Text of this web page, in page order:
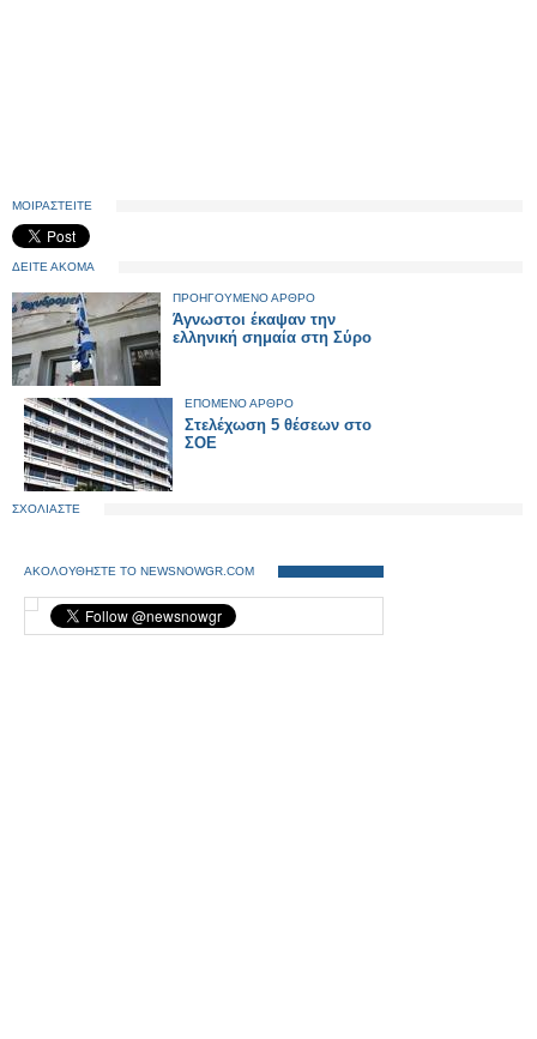
ΜΟΙΡΑΣΤΕΙΤΕ
ΔΕΙΤΕ ΑΚΟΜΑ
ΠΡΟΗΓΟΥΜΕΝΟ ΑΡΘΡΟ
Άγνωστοι έκαψαν την
ελληνική σημαία στη Σύρο
ΕΠΟΜΕΝΟ ΑΡΘΡΟ
Στελέχωση 5 θέσεων στο
ΣΟΕ
ΣΧΟΛΙΑΣΤΕ
ΑΚΟΛΟΥΘΗΣΤΕ ΤΟ NEWSNOWGR.COM